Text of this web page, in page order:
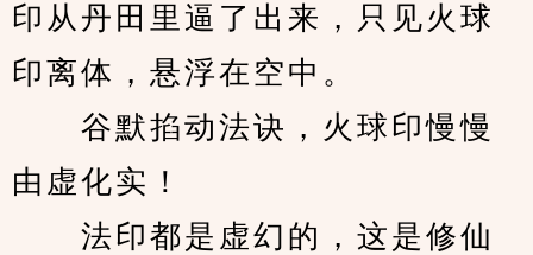
印从丹田里逼了出来，只见火球
印离体，悬浮在空中。
谷默掐动法诀，火球印慢慢
由虚化实！
法印都是虚幻的，这是修仙